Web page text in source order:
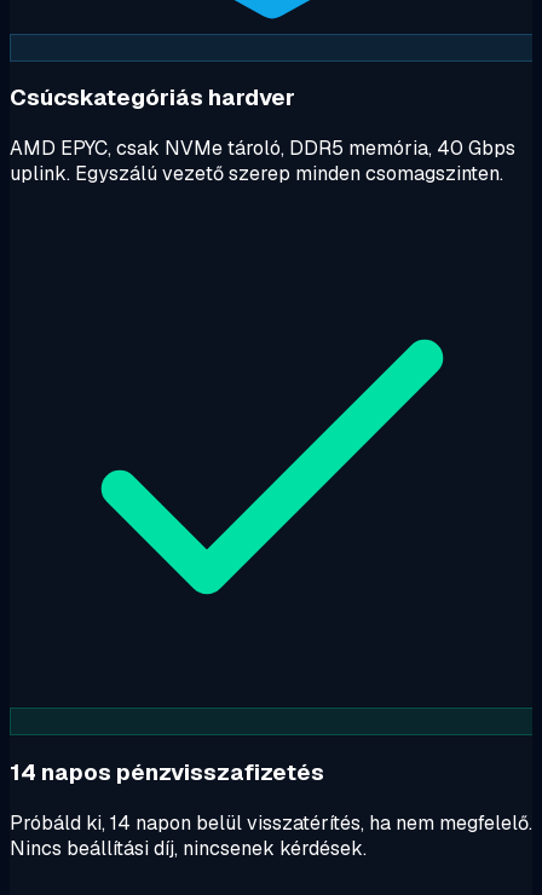
Csúcskategóriás hardver
AMD EPYC, csak NVMe tároló, DDR5 memória, 40 Gbps
uplink. Egyszálú vezető szerep minden csomagszinten.
14 napos pénzvisszafizetés
Próbáld ki, 14 napon belül visszatérítés, ha nem megfelelő.
Nincs beállítási díj, nincsenek kérdések.